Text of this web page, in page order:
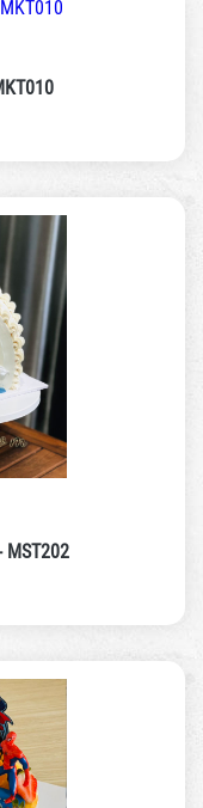
Kem Tầng - MKT010
MST202